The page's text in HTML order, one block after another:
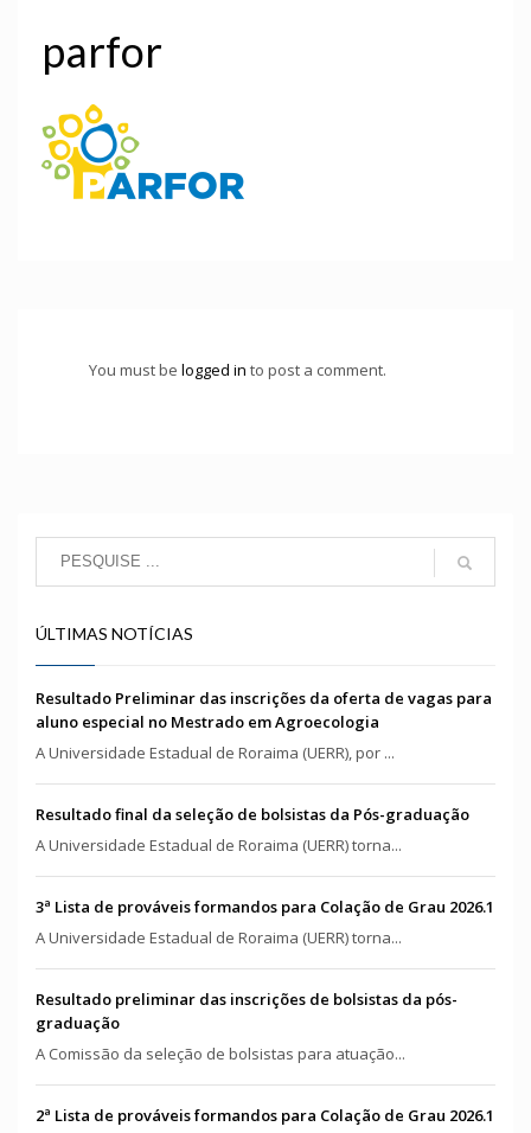
parfor
You must be logged in to post a comment.
ÚLTIMAS NOTÍCIAS
Resultado Preliminar das inscrições da oferta de vagas para
aluno especial no Mestrado em Agroecologia
A Universidade Estadual de Roraima (UERR), por ...
Resultado final da seleção de bolsistas da Pós-graduação
A Universidade Estadual de Roraima (UERR) torna...
3ª Lista de prováveis formandos para Colação de Grau 2026.1
A Universidade Estadual de Roraima (UERR) torna...
Resultado preliminar das inscrições de bolsistas da pós-
graduação
A Comissão da seleção de bolsistas para atuação...
2ª Lista de prováveis formandos para Colação de Grau 2026.1